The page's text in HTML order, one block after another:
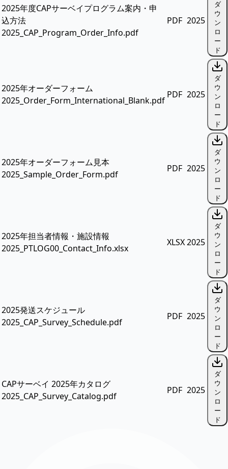
2025年度CAPサーベイプログラム案内・申
込方法
2025_CAP_Program_Order_Info.pdf
PDF 2025
ダ
ウ
ン
ロ
ー
ド
2025年オーダーフォーム
2025_Order_Form_International_Blank.pdf
PDF 2025
ダ
ウ
ン
ロ
ー
ド
2025年オーダーフォーム見本
2025_Sample_Order_Form.pdf
PDF 2025
ダ
ウ
ン
ロ
ー
ド
2025年担当者情報・施設情報
2025_PTLOG00_Contact_Info.xlsx
XLSX2025
ダ
ウ
ン
ロ
ー
ド
2025発送スケジュール
2025_CAP_Survey_Schedule.pdf
PDF 2025
ダ
ウ
ン
ロ
ー
ド
CAPサーベイ 2025年カタログ
2025_CAP_Survey_Catalog.pdf
PDF 2025
ダ
ウ
ン
ロ
ー
ド